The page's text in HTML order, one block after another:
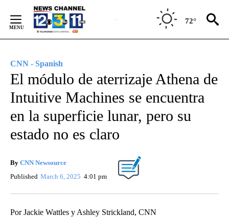
Content
72°
CNN - Spanish
El módulo de aterrizaje Athena de
Intuitive Machines se encuentra
en la superficie lunar, pero su
estado no es claro
By CNN Newsource
Published March 6, 2025 4:01 pm
Por Jackie Wattles y Ashley Strickland, CNN